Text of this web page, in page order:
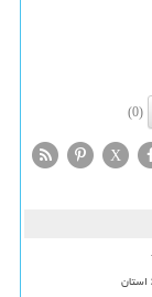
(0)
X